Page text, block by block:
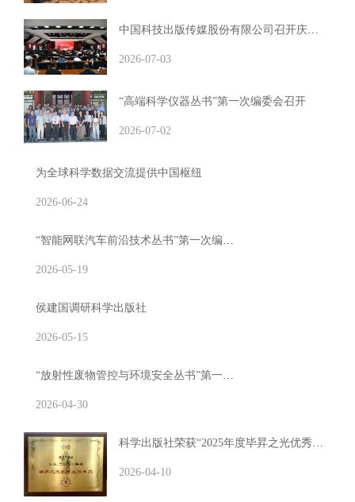
中国科技出版传媒股份有限公司召开庆祝建党105周年表彰大会暨党委书记专题党课报告会
2026-07-03
“高端科学仪器丛书”第一次编委会召开
2026-07-02
为全球科学数据交流提供中国枢纽
中国科学院数据期刊建设工作推进会暨Data Express (数据快报)数据期刊集群发布在京举行
2026-06-24
“智能网联汽车前沿技术丛书”第一次编委会召开
2026-05-19
侯建国调研科学出版社
2026-05-15
“放射性废物管控与环境安全丛书”第一次编委会召开
2026-04-30
科学出版社荣获“2025年度毕昇之光优秀出版单位”称号
2026-04-10